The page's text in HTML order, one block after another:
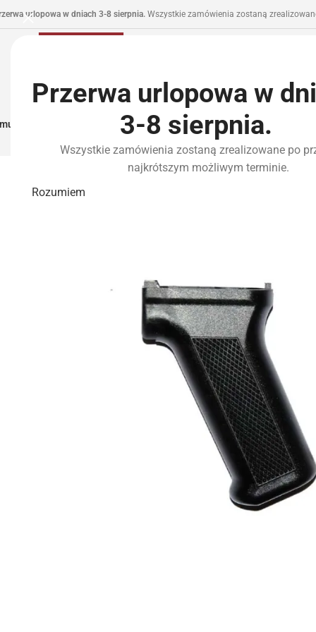
Przerwa urlopowa w
3-8 sierpnia.
Wszystkie zamówienia zostaną zrealizowane po
najkrótszym możliwym terminie.
Rozumiem
urlopowa w dniach 3-8 sierpnia. Wszystkie zamówienia zostaną
I Zasilanie Części I Tuning HPAWyposażenie Taktyczne